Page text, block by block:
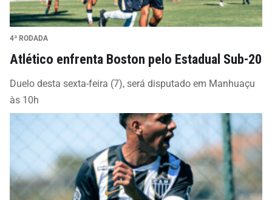
4ª RODADA
Atlético enfrenta Boston pelo Estadual Sub-20
Duelo desta sexta-feira (7), será disputado em Manhuaçu
às 10h